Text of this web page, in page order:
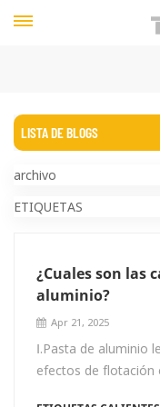
LISTA DE BLOGS
archivo
ETIQUETAS
¿Cuales son las
aluminio?
Apr 21, 2025
Ⅰ.Pasta de aluminio
efectos de flotación